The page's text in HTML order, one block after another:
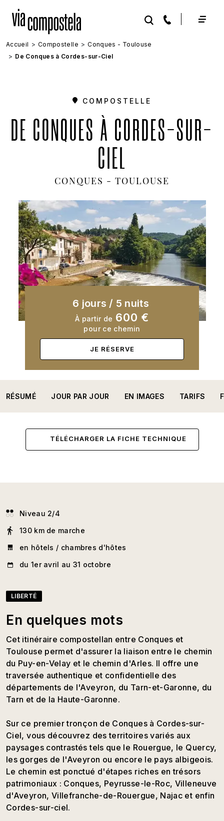
Accueil Compostelle
Conques - Toulouse
De Conques à Cordes-sur-Ciel
COMPOSTELLE
DE CONQUES À CORDES-SUR-
CIEL
CONQUES - TOULOUSE
6 jours / 5 nuits
À partir de 600 €
pour ce chemin
JE RÉSERVE
RÉSUMÉ JOUR PAR JOUR EN IMAGES TARIFS
TÉLÉCHARGER LA FICHE TECHNIQUE
Niveau 2/4
130 km de marche
en hôtels / chambres d'hôtes
du 1er avril au 31 octobre
LIBERTÉ
En quelques mots
Cet itinéraire compostellan entre Conques et
Toulouse permet d'assurer la liaison entre le chemin
du Puy-en-Velay et le chemin d'Arles. Il offre une
traversée authentique et confidentielle des
départements de l'Aveyron, du Tarn-et-Garonne, du
Tarn et de la Haute-Garonne.
Sur ce premier tronçon de Conques à Cordes-sur-
Ciel, vous découvrez des territoires variés aux
paysages contrastés tels que le Rouergue, le Quercy,
les gorges de l'Aveyron ou encore le pays albigeois.
Le chemin est ponctué d'étapes riches en trésors
patrimoniaux : Conques, Peyrusse-le-Roc, Villeneuve
d'Aveyron, Villefranche-de-Rouergue, Najac et enfin
Cordes-sur-ciel.